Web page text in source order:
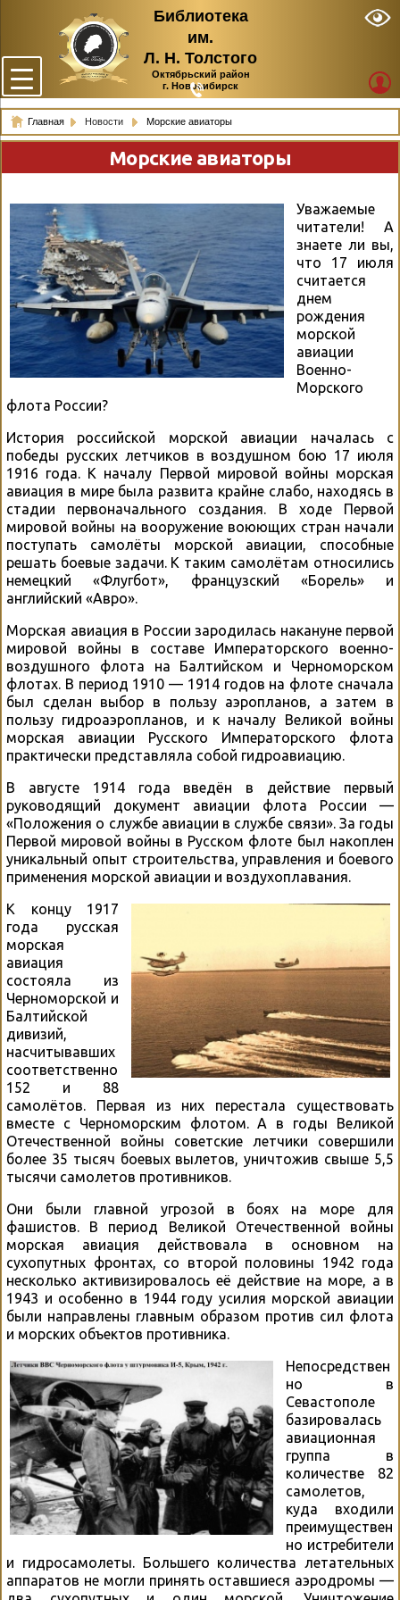
Библиотека
им.
Л. Н. Толстого
Октябрьский район
г. Новосибирск
Главная Новости Морские авиаторы
Морские авиаторы
Уважаемые
читатели! А
знаете ли вы,
что 17 июля
считается
днем
рождения
морской
авиации
Военно-
Морского
флота России?
История российской морской авиации началась с
победы русских летчиков в воздушном бою 17 июля
1916 года. К началу Первой мировой войны морская
авиация в мире была развита крайне слабо, находясь в
стадии первоначального создания. В ходе Первой
мировой войны на вооружение воюющих стран начали
поступать самолёты морской авиации, способные
решать боевые задачи. К таким самолётам относились
немецкий «Флугбот», французский «Борель» и
английский «Авро».
Морская авиация в России зародилась накануне первой
мировой войны в составе Императорского военно-
воздушного флота на Балтийском и Черноморском
флотах. В период 1910 — 1914 годов на флоте сначала
был сделан выбор в пользу аэропланов, а затем в
пользу гидроаэропланов, и к началу Великой войны
морская авиации Русского Императорского флота
практически представляла собой гидроавиацию.
В августе 1914 года введён в действие первый
руководящий документ авиации флота России —
«Положения о службе авиации в службе связи». За годы
Первой мировой войны в Русском флоте был накоплен
уникальный опыт строительства, управления и боевого
применения морской авиации и воздухоплавания.
К концу 1917
года русская
морская
авиация
состояла из
Черноморской и
Балтийской
дивизий,
насчитывавших
соответственно
152 и 88
самолётов. Первая из них перестала существовать
вместе с Черноморским флотом. А в годы Великой
Отечественной войны советские летчики совершили
более 35 тысяч боевых вылетов, уничтожив свыше 5,5
тысячи самолетов противников.
Они были главной угрозой в боях на море для
фашистов. В период Великой Отечественной войны
морская авиация действовала в основном на
сухопутных фронтах, со второй половины 1942 года
несколько активизировалось её действие на море, а в
1943 и особенно в 1944 году усилия морской авиации
были направлены главным образом против сил флота
и морских объектов противника.
Непосредствен
но в
Севастополе
базировалась
авиационная
группа в
количестве 82
самолетов,
куда входили
преимуществен
но истребители
и гидросамолеты. Большего количества летательных
аппаратов не могли принять оставшиеся аэродромы —